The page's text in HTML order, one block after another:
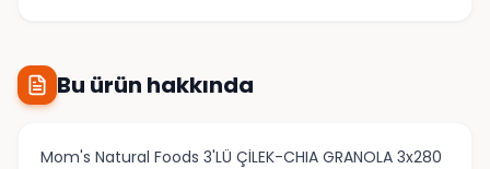
Bu ürün hakkında
Mom's Natural Foods 3'LÜ ÇİLEK-CHIA GRANOLA 3x280